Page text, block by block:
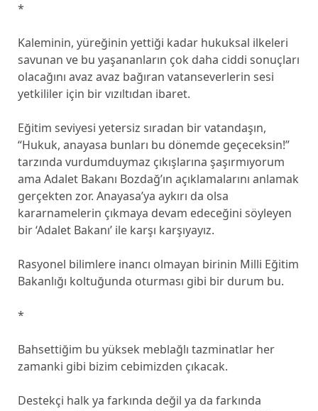
*
Kaleminin, yüreğinin yettiği kadar hukuksal ilkeleri
savunan ve bu yaşananların çok daha ciddi sonuçları
olacağını avaz avaz bağıran vatanseverlerin sesi
yetkililer için bir vızıltıdan ibaret.
Eğitim seviyesi yetersiz sıradan bir vatandaşın,
“Hukuk, anayasa bunları bu dönemde geçeceksin!”
tarzında vurdumduymaz çıkışlarına şaşırmıyorum
ama Adalet Bakanı Bozdağ’ın açıklamalarını anlamak
gerçekten zor. Anayasa’ya aykırı da olsa
kararnamelerin çıkmaya devam edeceğini söyleyen
bir ‘Adalet Bakanı’ ile karşı karşıyayız.
Rasyonel bilimlere inancı olmayan birinin Milli Eğitim
Bakanlığı koltuğunda oturması gibi bir durum bu.
*
Bahsettiğim bu yüksek meblağlı tazminatlar her
zamanki gibi bizim cebimizden çıkacak.
Destekçi halk ya farkında değil ya da farkında